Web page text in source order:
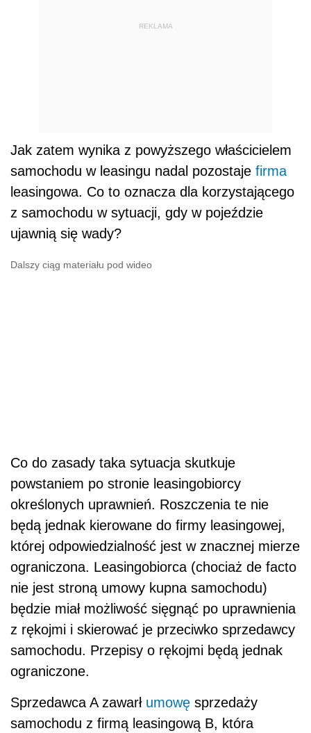
REKLAMA
Jak zatem wynika z powyższego właścicielem
samochodu w leasingu nadal pozostaje firma
leasingowa. Co to oznacza dla korzystającego
z samochodu w sytuacji, gdy w pojeździe
ujawnią się wady?
Dalszy ciąg materiału pod wideo
Co do zasady taka sytuacja skutkuje
powstaniem po stronie leasingobiorcy
określonych uprawnień. Roszczenia te nie
będą jednak kierowane do firmy leasingowej,
której odpowiedzialność jest w znacznej mierze
ograniczona. Leasingobiorca (chociaż de facto
nie jest stroną umowy kupna samochodu)
będzie miał możliwość sięgnąć po uprawnienia
z rękojmi i skierować je przeciwko sprzedawcy
samochodu. Przepisy o rękojmi będą jednak
ograniczone.
Sprzedawca A zawarł umowę sprzedaży
samochodu z firmą leasingową B, która